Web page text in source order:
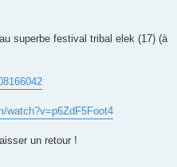
superbe festival tribal elek (17) (à
watch?v=p6ZdF5Foot4
un retour !